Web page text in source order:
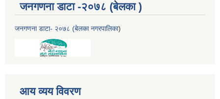
जनगणना डाटा -२०७८ (बेलका )
जनगणना डाटा- २०७८ (बेलका नगरपालिका)
आय व्यय विवरण